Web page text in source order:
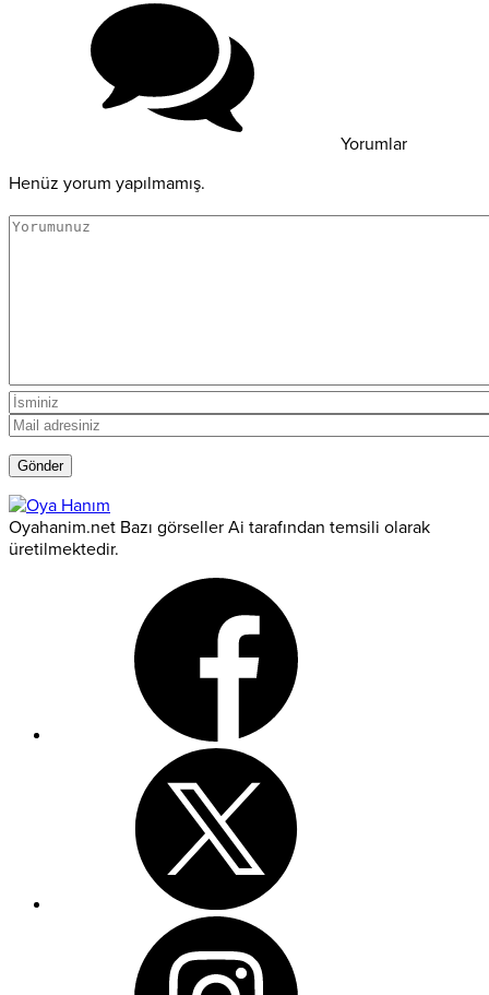
Yorumlar
Henüz yorum yapılmamış.
Oyahanim.net Bazı görseller Ai tarafından temsili olarak
üretilmektedir.